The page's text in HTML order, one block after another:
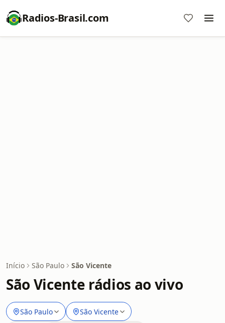
Radios-Brasil.com
Início São Paulo São Vicente
São Vicente rádios ao vivo
São Paulo São Vicente